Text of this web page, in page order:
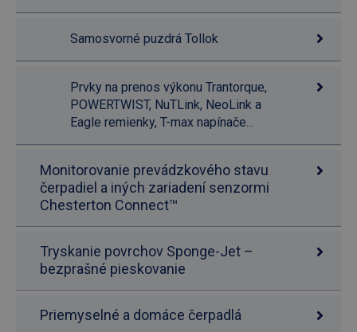
Samosvorné puzdrá Tollok
Prvky na prenos výkonu Trantorque,
POWERTWIST, NuTLink, NeoLink a
Eagle remienky, T-max napínače...
Monitorovanie prevádzkového stavu
čerpadiel a iných zariadení senzormi
Chesterton Connect™
Tryskanie povrchov Sponge-Jet –
bezprašné pieskovanie
Priemyselné a domáce čerpadlá